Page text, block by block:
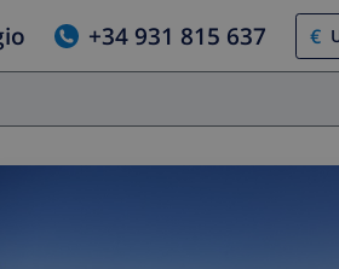
+34 931 815 637 €